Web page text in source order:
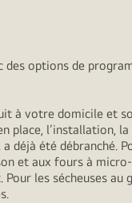
des options de
à votre domicile et
place, l’installation,
déjà été débranché.
et aux fours à
les sécheuses au